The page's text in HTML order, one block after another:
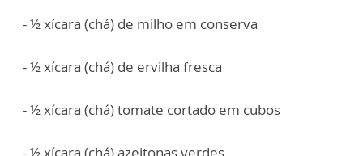
- ½ xícara (chá) de milho em conserva
- ½ xícara (chá) de ervilha fresca
- ½ xícara (chá) tomate cortado em cubos